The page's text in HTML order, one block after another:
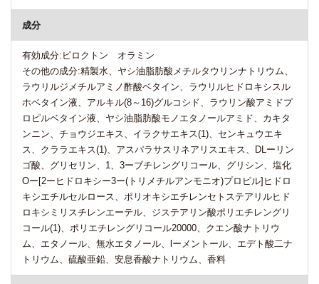
成分
有効成分:ピロクトン オラミン
その他の成分:精製水、ヤシ油脂肪酸メチルタウリンナトリウム、
ラウリルジメチルアミノ酢酸ベタイン、ラウリルヒドロキシスル
ホベタイン液、アルキル(8～16)グルコシド、ラウリン酸アミドプ
ロピルベタイン液、ヤシ油脂肪酸モノエタノールアミド、カキタ
ンニン、チョウジエキス、イラクサエキス(1)、センキュウエキ
ス、クララエキス(1)、アスパラサスリネアリスエキス、DLーリン
ゴ酸、グリセリン、1、3ーブチレングリコール、グリシン、塩化
Oー[2ーヒドロキシー3ー(トリメチルアンモニオ)プロピル]ヒドロ
キシエチルセルロース、ポリオキシエチレンセトステアリルヒド
ロキシミリスチレンエーテル、ジステアリン酸ポリエチレングリ
コール(1)、ポリエチレングリコール20000、クエン酸ナトリウ
ム、エタノール、無水エタノール、lーメントール、エデト酸二ナ
トリウム、硫酸亜鉛、安息香酸ナトリウム、香料